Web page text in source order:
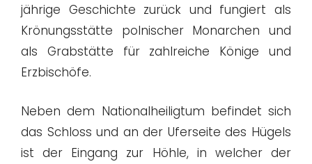
jährige Geschichte zurück und fungiert als
Krönungsstätte polnischer Monarchen und
als Grabstätte für zahlreiche Könige und
Erzbischöfe.
Neben dem Nationalheiligtum befindet sich
das Schloss und an der Uferseite des Hügels
ist der Eingang zur Höhle, in welcher der